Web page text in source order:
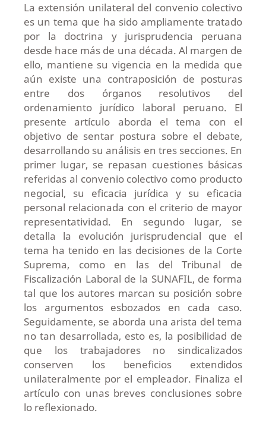
La extensión unilateral del convenio colectivo
es un tema que ha sido ampliamente tratado
por la doctrina y jurisprudencia peruana
desde hace más de una década. Al margen de
ello, mantiene su vigencia en la medida que
aún existe una contraposición de posturas
entre dos órganos resolutivos del
ordenamiento jurídico laboral peruano. El
presente artículo aborda el tema con el
objetivo de sentar postura sobre el debate,
desarrollando su análisis en tres secciones. En
primer lugar, se repasan cuestiones básicas
referidas al convenio colectivo como producto
negocial, su eficacia jurídica y su eficacia
personal relacionada con el criterio de mayor
representatividad. En segundo lugar, se
detalla la evolución jurisprudencial que el
tema ha tenido en las decisiones de la Corte
Suprema, como en las del Tribunal de
Fiscalización Laboral de la SUNAFIL, de forma
tal que los autores marcan su posición sobre
los argumentos esbozados en cada caso.
Seguidamente, se aborda una arista del tema
no tan desarrollada, esto es, la posibilidad de
que los trabajadores no sindicalizados
conserven los beneficios extendidos
unilateralmente por el empleador. Finaliza el
artículo con unas breves conclusiones sobre
lo reflexionado.